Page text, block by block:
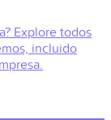
Explore todos
incluido